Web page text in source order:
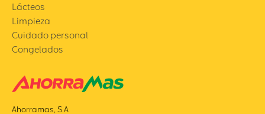
Lácteos
Limpieza
Cuidado personal
Congelados
Ahorramas, S.A